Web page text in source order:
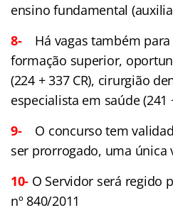
ensino fundamental
8-
Há vagas também
formação superior,
(224 + 337 CR), cirurgião
especialista em saúde (241
9-
O concurso tem
ser prorrogado, uma única
10- O Servidor será regido
nº 840/2011